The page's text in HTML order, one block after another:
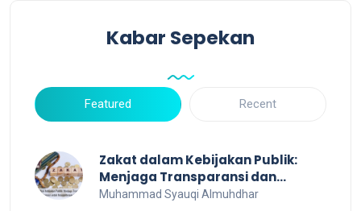
Kabar Sepekan
Featured Recent
Zakat dalam Kebijakan Publik:
Menjaga Transparansi dan
Efisiensi untuk Kesejahteraan
Muhammad Syauqi Almuhdhar